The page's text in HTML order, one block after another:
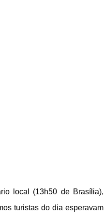
local (13h50 de Brasília),
turistas do dia esperavam